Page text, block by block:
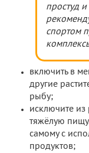
простуд
спортом
включить в
другие
рыбу;
исключите
тяжёлую
самому с
продуктов;